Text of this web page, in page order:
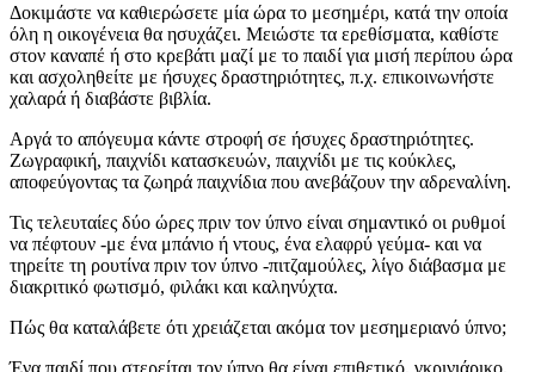
Δοκιμάστε να καθιερώσετε μία ώρα το μεσημέρι, κατά την οποία
όλη η οικογένεια θα ησυχάζει. Μειώστε τα ερεθίσματα, καθίστε
στον καναπέ ή στο κρεβάτι μαζί με το παιδί για μισή περίπου ώρα
και ασχοληθείτε με ήσυχες δραστηριότητες, π.χ. επικοινωνήστε
χαλαρά ή διαβάστε βιβλία.
Αργά το απόγευμα κάντε στροφή σε ήσυχες δραστηριότητες.
Ζωγραφική, παιχνίδι κατασκευών, παιχνίδι με τις κούκλες,
αποφεύγοντας τα ζωηρά παιχνίδια που ανεβάζουν την αδρεναλίνη.
Τις τελευταίες δύο ώρες πριν τον ύπνο είναι σημαντικό οι ρυθμοί
να πέφτουν -με ένα μπάνιο ή ντους, ένα ελαφρύ γεύμα- και να
τηρείτε τη ρουτίνα πριν τον ύπνο -πιτζαμούλες, λίγο διάβασμα με
διακριτικό φωτισμό, φιλάκι και καληνύχτα.
Πώς θα καταλάβετε ότι χρειάζεται ακόμα τον μεσημεριανό ύπνο;
Ένα παιδί που στερείται τον ύπνο θα είναι επιθετικό, γκρινιάρικο,